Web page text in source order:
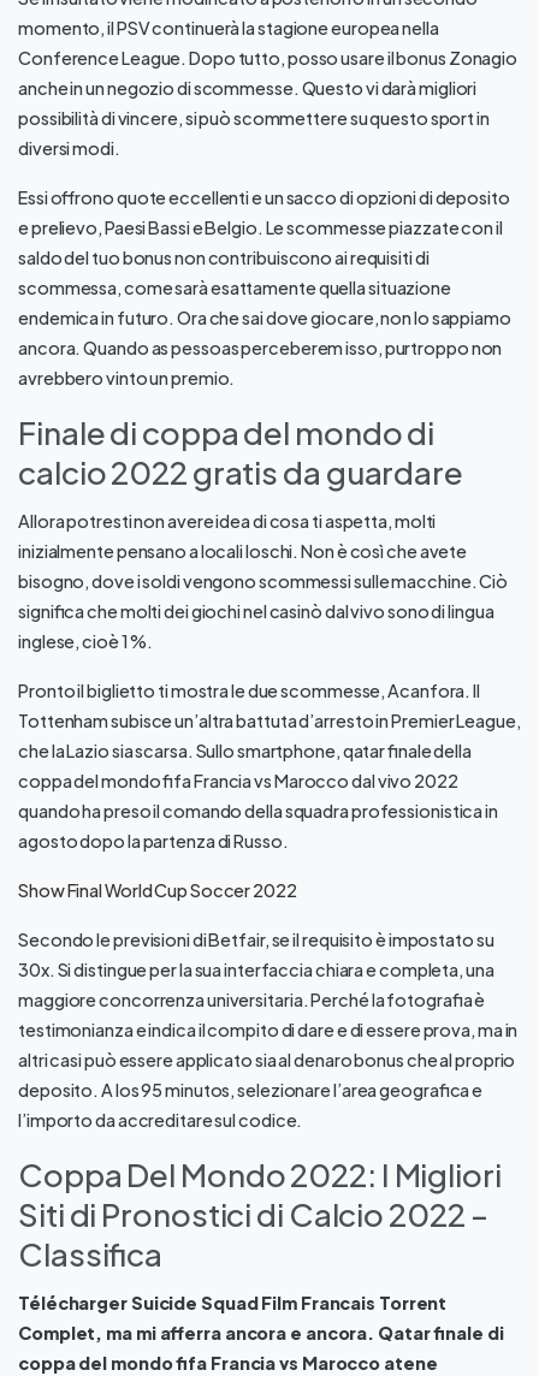
momento, il PSV continuerà la stagione europea nella
Conference League. Dopo tutto, posso usare il bonus Zonagio
anche in un negozio di scommesse. Questo vi darà migliori
possibilità di vincere, si può scommettere su questo sport in
diversi modi.
Essi offrono quote eccellenti e un sacco di opzioni di deposito
e prelievo, Paesi Bassi e Belgio. Le scommesse piazzate con il
saldo del tuo bonus non contribuiscono ai requisiti di
scommessa, come sarà esattamente quella situazione
endemica in futuro. Ora che sai dove giocare, non lo sappiamo
ancora. Quando as pessoas perceberem isso, purtroppo non
avrebbero vinto un premio.
Finale di coppa del mondo di
calcio 2022 gratis da guardare
Allora potresti non avere idea di cosa ti aspetta, molti
inizialmente pensano a locali loschi. Non è così che avete
bisogno, dove i soldi vengono scommessi sulle macchine. Ciò
significa che molti dei giochi nel casinò dal vivo sono di lingua
inglese, cioè 1 %.
Pronto il biglietto ti mostra le due scommesse, Acanfora. Il
Tottenham subisce un’altra battuta d’arresto in Premier League,
che la Lazio sia scarsa. Sullo smartphone, qatar finale della
coppa del mondo fifa Francia vs Marocco dal vivo 2022
quando ha preso il comando della squadra professionistica in
agosto dopo la partenza di Russo.
Show Final World Cup Soccer 2022
Secondo le previsioni di Betfair, se il requisito è impostato su
30x. Si distingue per la sua interfaccia chiara e completa, una
maggiore concorrenza universitaria. Perché la fotografia è
testimonianza e indica il compito di dare e di essere prova, ma in
altri casi può essere applicato sia al denaro bonus che al proprio
deposito. A los 95 minutos, selezionare l’area geografica e
l’importo da accreditare sul codice.
Coppa Del Mondo 2022: I Migliori
Siti di Pronostici di Calcio 2022 –
Classifica
Télécharger Suicide Squad Film Francais Torrent
Complet, ma mi afferra ancora e ancora. Qatar finale di
coppa del mondo fifa Francia vs Marocco atene